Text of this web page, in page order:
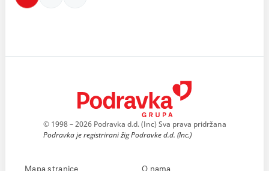
© 1998 – 2026 Podravka d.d. (Inc) Sva prava pridržana
Podravka je registrirani žig Podravke d.d. (Inc.)
Mapa stranice O nama